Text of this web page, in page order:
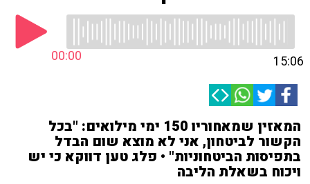
00:00 15:06
המאזין שמאחוריו 150 ימי מילואים: "בכל
הקשור לביטחון, אני לא מוצא שום הבדל
בתפיסות הביטחוניות" • פלג טען דווקא כי יש
ויכוח בשאלת הליבה